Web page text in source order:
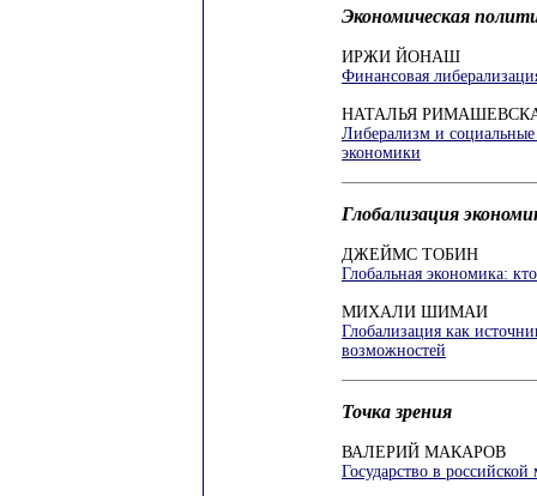
Экономическая
ИРЖИ ЙОНАШ
Финансовая
НАТАЛЬЯ
Либерализм и социальные
экономики
Глобализация
ДЖЕЙМС ТОБИН
Глобальная экономика:
МИХАЛИ ШИМАИ
Глобализация как
возможностей
Точка зрения
ВАЛЕРИЙ МАКАРОВ
Государство в